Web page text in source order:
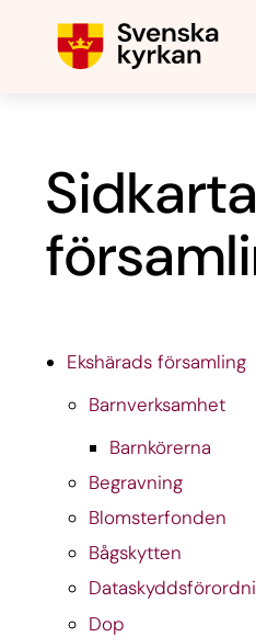
Ekshärads församling
Barnverksamhet
Barnkörerna
Begravning
Blomsterfonden
Bågskytten
Dop